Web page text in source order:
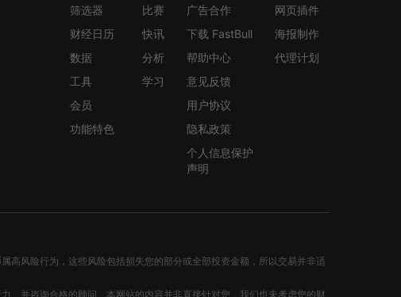
筛选器
财经日历
数据
工具
会员
功能特色
比赛
快讯
分析
学习
广告合作
下载 FastBull
帮助中心
意见反馈
用户协议
隐私政策
个人信息保护
声明
网页插件
海报制作
代理计划
高风险行为，这些风险包括损失您的部分或全部投资金额，所以交易并非适
，并咨询合格的顾问。本网站的内容并非直接针对您，我们也未考虑您的财